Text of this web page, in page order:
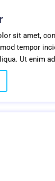
sit amet,
tempor
Ut enim